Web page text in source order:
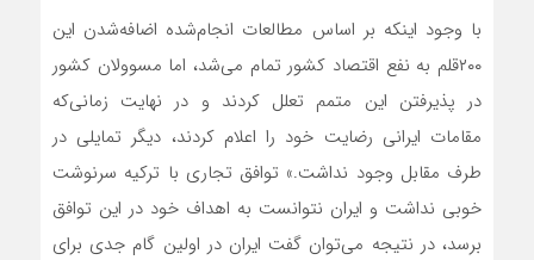
با وجود اینکه بر اساس مطالعات انجام‌شده اضافه‌شدن این
۲۰۰قلم به نفع اقتصاد کشور تمام می‌‌‌‌‌شد، اما مسوولان کشور
در پذیرفتن این متمم تعلل کردند و در نهایت زمانی‌که
مقامات ایرانی رضایت خود را اعلام کردند، دیگر تمایلی در
طرف مقابل وجود نداشت.» توافق تجاری با ترکیه سرنوشت
خوبی نداشت و ایران نتوانست به اهداف خود در این توافق
برسد، در نتیجه می‌توان گفت ایران در اولین گام جدی برای